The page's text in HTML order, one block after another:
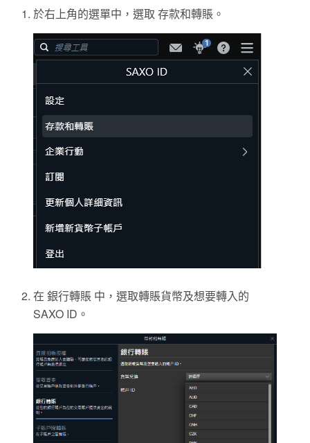
於右上角的選單中，選取 存款和轉賬。
在 銀行轉賬 中，選取轉賬貨幣及想要轉入的
SAXO ID。